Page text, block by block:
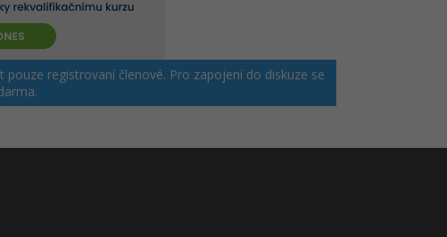
registrovaní členové. Pro zapojení do diskuze se